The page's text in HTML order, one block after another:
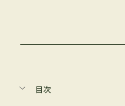
目次